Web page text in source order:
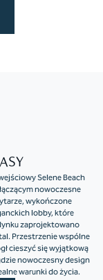
Selene Beach
nowoczesne
wykończone
lobby, które
zaprojektowano
Przestrzenie wspólne
cieszyć się wyjątkową
nowoczesny design
warunki do życia.